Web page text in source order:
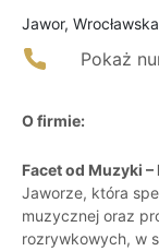
Jawor,
Pokaż
O firmie:
Facet od Muzyki –
Jaworze, która
muzycznej oraz
rozrywkowych, w